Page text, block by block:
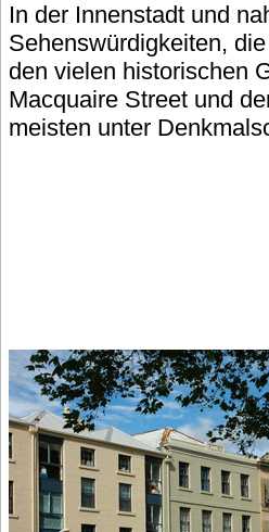
In der Innenstadt und
Sehenswürdigkeiten,
den vielen historischen
Macquaire Street und
meisten unter